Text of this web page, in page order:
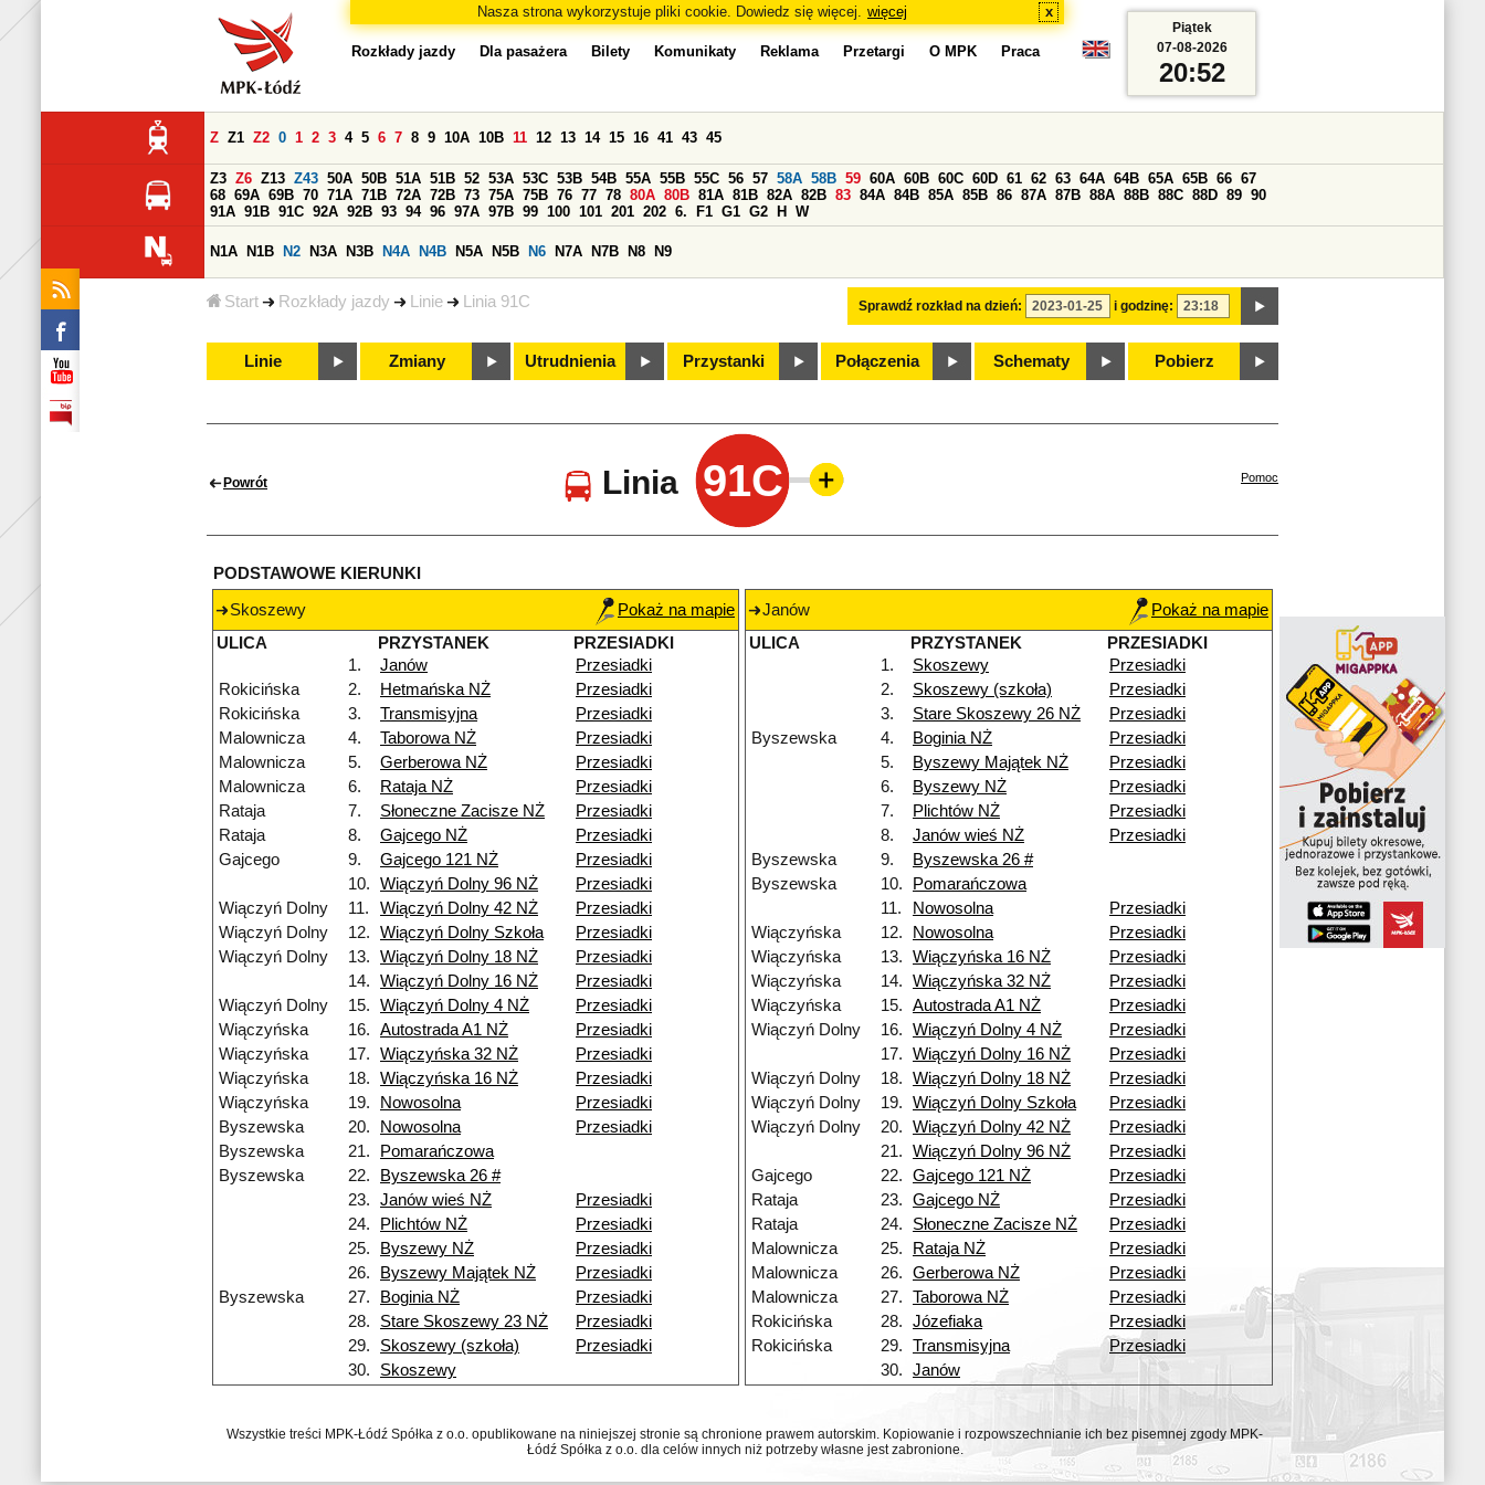
Nasza strona wykorzystuje pliki cookie. Dowiedz się więcej. więcej x
Start Rozkłady jazdy Linie Linia 91C
Rozkłady jazdy Dla pasażera Bilety Komunikaty Reklama Przetargi O MPK Praca
Sprawdź rozkład na dzień: i godzinę:
Z Z1 Z2 0 1 2 3 4 5 6 7 8 9 10A 10B 11 12 13 14 15 16 41 43 45
Z3 Z6 Z13 Z43 50A 50B 51A 51B 52 53A 53C 53B 54B 55A 55B 55C 56 57 58A 58B 59 60A 60B 60C 60D 61 62 63 64A 64B 65A 65B 66 67
68 69A 69B 70 71A 71B 72A 72B 73 75A 75B 76 77 78 80A 80B 81A 81B 82A 82B 83 84A 84B 85A 85B 86 87A 87B 88A 88B 88C 88D 89 90
91A 91B 91C 92A 92B 93 94 96 97A 97B 99 100 101 201 202 6. F1 G1 G2 H W
N1A N1B N2 N3A N3B N4A N4B N5A N5B N6 N7A N7B N8 N9
Linie Zmiany Utrudnienia Przystanki Połączenia Schematy Pobierz
Piątek
07-08-2026
20:52
Powrót Linia 91C Pomoc
PODSTAWOWE KIERUNKI
Skoszewy
Pokaż na mapie
ULICA
PRZYSTANEK
PRZESIADKI
1.
Janów
Przesiadki
Rokicińska
2. Hetmańska NŻ
Przesiadki
Rokicińska
3. Transmisyjna
Przesiadki
Malownicza
4. Taborowa NŻ
Przesiadki
Malownicza
5. Gerberowa NŻ
Przesiadki
Malownicza
6. Rataja NŻ
Przesiadki
Rataja
7. Słoneczne Zacisze NŻ
Przesiadki
Rataja
8. Gajcego NŻ
Przesiadki
Gajcego
9. Gajcego 121 NŻ
Przesiadki
10.
Wiączyń Dolny 96 NŻ
Przesiadki
Wiączyń Dolny
11. Wiączyń Dolny 42 NŻ
Przesiadki
Wiączyń Dolny
12. Wiączyń Dolny Szkoła
Przesiadki
Wiączyń Dolny
13. Wiączyń Dolny 18 NŻ
Przesiadki
14.
Wiączyń Dolny 16 NŻ
Przesiadki
Wiączyń Dolny
15. Wiączyń Dolny 4 NŻ
Przesiadki
Wiączyńska
16. Autostrada A1 NŻ
Przesiadki
Wiączyńska
17. Wiączyńska 32 NŻ
Przesiadki
Wiączyńska
18. Wiączyńska 16 NŻ
Przesiadki
Wiączyńska
19. Nowosolna
Przesiadki
Byszewska
20. Nowosolna
Przesiadki
Byszewska
21.
Pomarańczowa
Byszewska
22.
Byszewska 26 #
23.
Janów wieś NŻ
Przesiadki
24.
Plichtów NŻ
Przesiadki
25.
Byszewy NŻ
Przesiadki
26.
Byszewy Majątek NŻ
Przesiadki
Byszewska
27. Boginia NŻ
Przesiadki
28.
Stare Skoszewy 23 NŻ
Przesiadki
29.
Skoszewy (szkoła)
Przesiadki
30.
Skoszewy
Janów
Pokaż na mapie
ULICA
PRZYSTANEK
PRZESIADKI
1.
Skoszewy
Przesiadki
2.
Skoszewy (szkoła)
Przesiadki
3.
Stare Skoszewy 26 NŻ
Przesiadki
Byszewska
4. Boginia NŻ
Przesiadki
5.
Byszewy Majątek NŻ
Przesiadki
6.
Byszewy NŻ
Przesiadki
7.
Plichtów NŻ
Przesiadki
8.
Janów wieś NŻ
Przesiadki
Byszewska
9.
Byszewska 26 #
Byszewska
10.
Pomarańczowa
11.
Nowosolna
Przesiadki
Wiączyńska
12. Nowosolna
Przesiadki
Wiączyńska
13. Wiączyńska 16 NŻ
Przesiadki
Wiączyńska
14. Wiączyńska 32 NŻ
Przesiadki
Wiączyńska
15. Autostrada A1 NŻ
Przesiadki
Wiączyń Dolny
16. Wiączyń Dolny 4 NŻ
Przesiadki
17.
Wiączyń Dolny 16 NŻ
Przesiadki
Wiączyń Dolny
18. Wiączyń Dolny 18 NŻ
Przesiadki
Wiączyń Dolny
19. Wiączyń Dolny Szkoła
Przesiadki
Wiączyń Dolny
20. Wiączyń Dolny 42 NŻ
Przesiadki
21.
Wiączyń Dolny 96 NŻ
Przesiadki
Gajcego
22. Gajcego 121 NŻ
Przesiadki
Rataja
23. Gajcego NŻ
Przesiadki
Rataja
24. Słoneczne Zacisze NŻ
Przesiadki
Malownicza
25. Rataja NŻ
Przesiadki
Malownicza
26. Gerberowa NŻ
Przesiadki
Malownicza
27. Taborowa NŻ
Przesiadki
Rokicińska
28. Józefiaka
Przesiadki
Rokicińska
29. Transmisyjna
Przesiadki
30.
Janów
Wszystkie treści MPK-Łódź Spółka z o.o. opublikowane na niniejszej stronie są chronione prawem autorskim. Kopiowanie i rozpowszechnianie ich bez pisemnej zgody MPK-
Łódź Spółka z o.o. dla celów innych niż potrzeby własne jest zabronione.